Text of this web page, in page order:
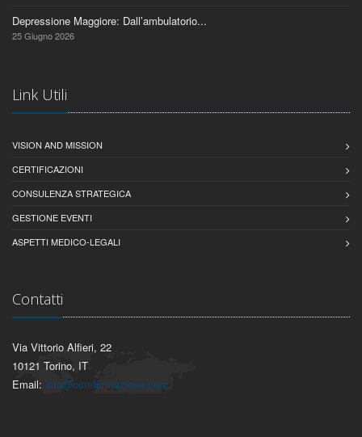
Depressione Maggiore: Dall’ambulatorio...
25 Giugno 2026
Link Utili
VISION AND MISSION
CERTIFICAZIONI
CONSULENZA STRATEGICA
GESTIONE EVENTI
ASPETTI MEDICO-LEGALI
Contatti
Via Vittorio Alfieri, 22
10121 Torino, IT
Email: info@ocmformazione.com